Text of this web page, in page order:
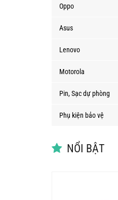
Oppo
Asus
Lenovo
Motorola
Pin, Sạc dự phòng
Phụ kiện bảo vệ
NỔI BẬT